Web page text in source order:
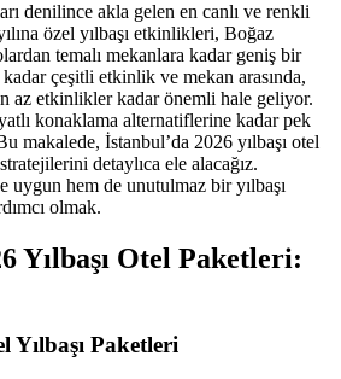
denilince akla gelen en canlı ve renkli
özel yılbaşı etkinlikleri, Boğaz
temalı mekanlara kadar geniş bir
çeşitli etkinlik ve mekan arasında,
az etkinlikler kadar önemli hale geliyor.
konaklama alternatiflerine kadar pek
makalede, İstanbul’da 2026 yılbaşı otel
detaylıca ele alacağız.
uygun hem de unutulmaz bir yılbaşı
olmak.
Yılbaşı Otel Paketleri:
Yılbaşı Paketleri